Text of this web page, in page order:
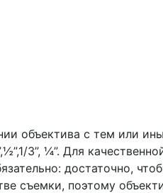
объектива с тем или
3”, ¼”. Для
достаточно,
съемки, поэтому